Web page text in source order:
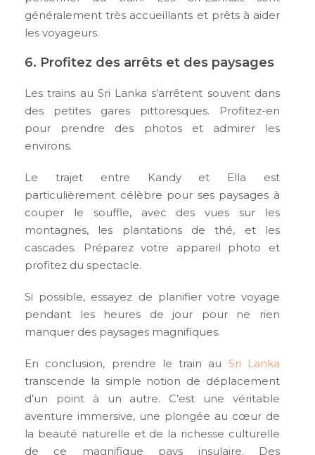
généralement très accueillants et prêts à aider
les voyageurs.
6. Profitez des arrêts et des paysages
Les trains au Sri Lanka s’arrêtent souvent dans
des petites gares pittoresques. Profitez-en
pour prendre des photos et admirer les
environs.
Le trajet entre Kandy et Ella est
particulièrement célèbre pour ses paysages à
couper le souffle, avec des vues sur les
montagnes, les plantations de thé, et les
cascades. Préparez votre appareil photo et
profitez du spectacle.
Si possible, essayez de planifier votre voyage
pendant les heures de jour pour ne rien
manquer des paysages magnifiques.
En conclusion, prendre le train au Sri Lanka
transcende la simple notion de déplacement
d’un point à un autre. C’est une véritable
aventure immersive, une plongée au cœur de
la beauté naturelle et de la richesse culturelle
de ce magnifique pays insulaire. Des